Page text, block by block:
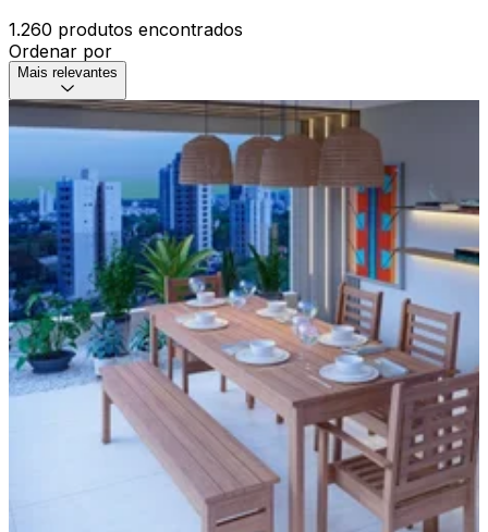
1.260 produtos encontrados
Ordenar por
Mais relevantes